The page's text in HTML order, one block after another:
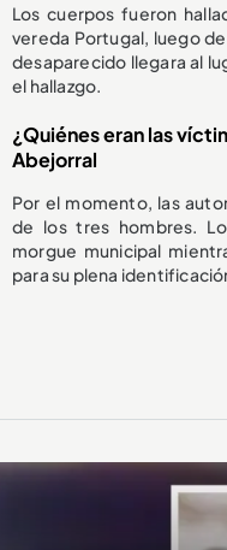
Los cuerpos fueron
vereda Portugal, luego
desaparecido llegara al
el hallazgo.
¿Quiénes eran las
Abejorral
Por el momento, las
de los tres hombres.
morgue municipal
para su plena